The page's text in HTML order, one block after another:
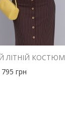
795 грн